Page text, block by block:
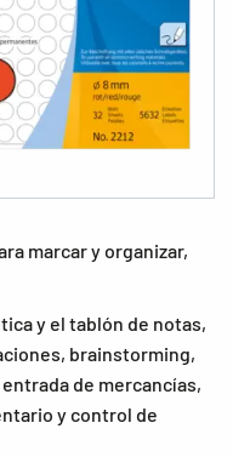
marcar y organizar,
y el tablón de notas,
brainstorming,
de mercancías,
y control de